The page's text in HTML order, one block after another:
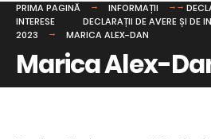
PRIMA PAGINĂ INFORMAȚII
INTERESE
DECLARAȚII DE AVERE ȘI DE
2023
MARICA ALEX-DAN
Marica Alex-